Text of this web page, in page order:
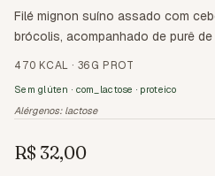
Filé mignon suíno assado com
brócolis, acompanhado de purê
470 KCAL · 36G PROT
Sem glúten · com_lactose · proteico
Alérgenos: lactose
R$ 32,00